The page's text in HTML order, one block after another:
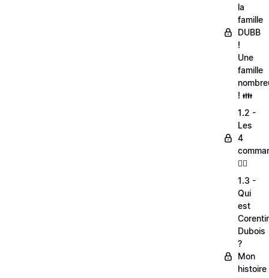
la
famille
DUBB
!
Une
famille
! 👪
1.2 -
Les
4
🦸‍♂
1.3 -
Qui
est
Dubois
?
Mon
histoire